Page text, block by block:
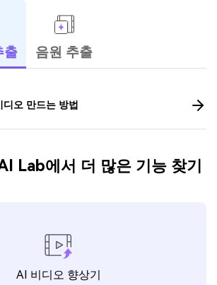
출 음원 추출
오 만드는 방법
Lab에서 더 많은 기능 찾기
AI 비디오 향상기